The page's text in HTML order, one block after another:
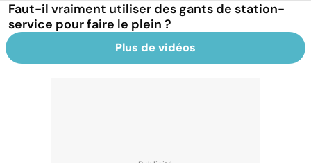
Faut-il vraiment utiliser des gants de station-
service pour faire le plein ?
Plus de vidéos